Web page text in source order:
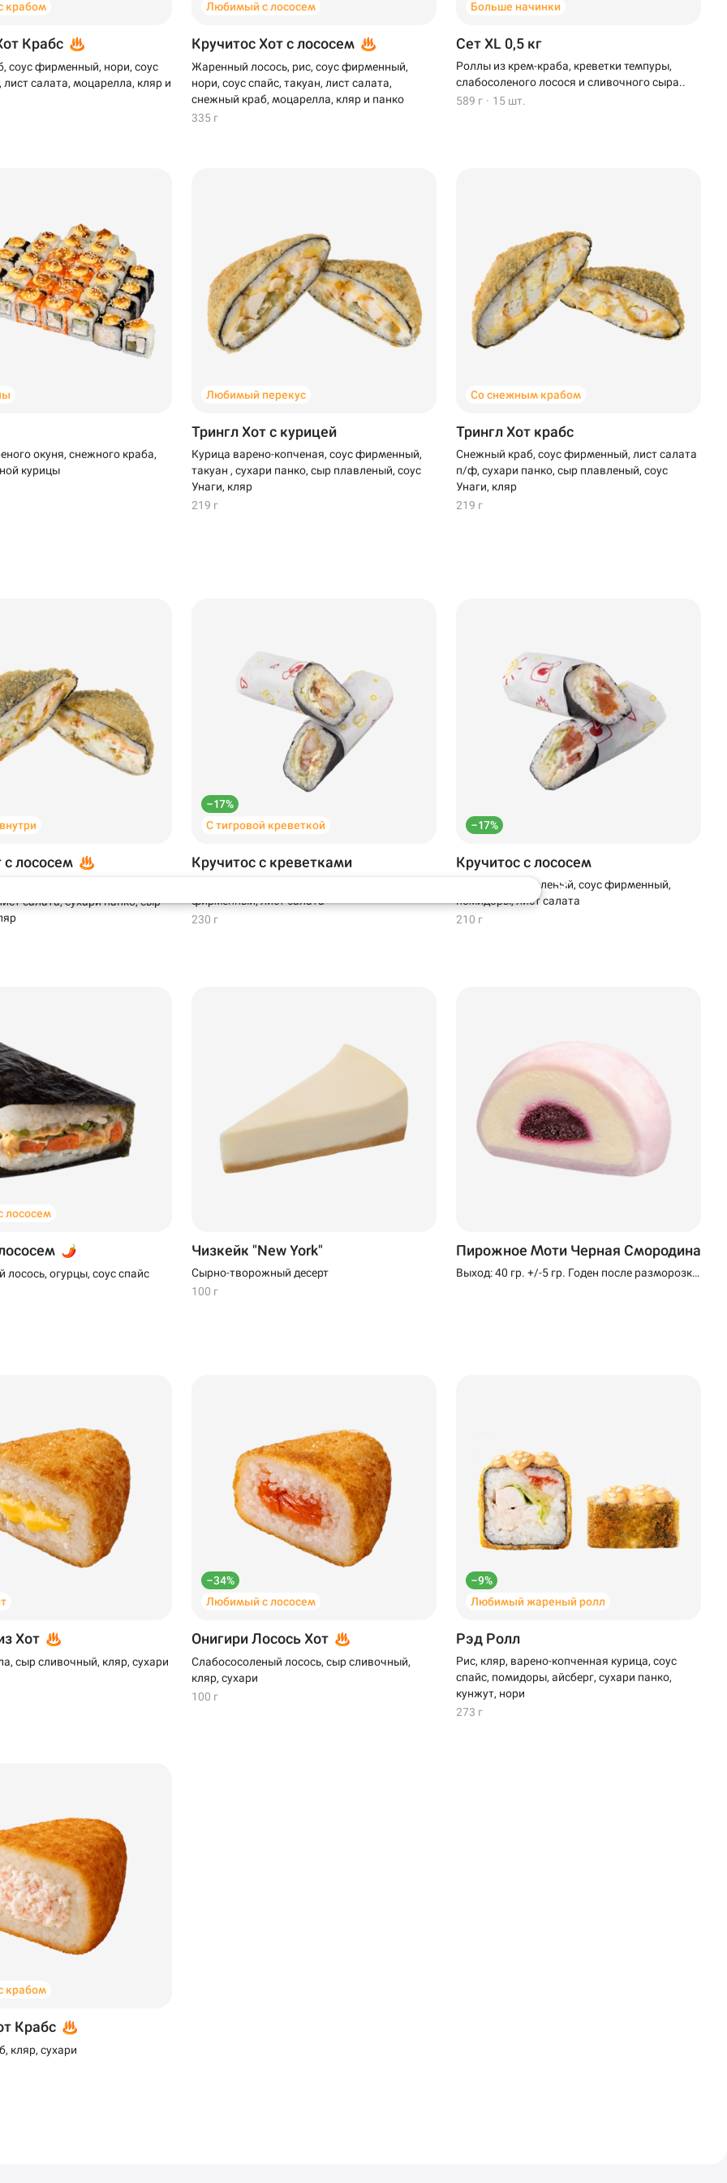
крабом
Крабс
соус фирменный, нори, соус
лист салата, моцарелла, кляр и
Любимый с лососем
Кручитос Хот с лососем
Жаренный лосось, рис, соус фирменный,
нори, соус спайс, такуан, лист салата,
снежный краб, моцарелла, кляр и панко
335 г
Больше начинки
Сет XL 0,5 кг
Роллы из крем-краба, креветки темпуры,
слабосоленого лосося и сливочного сыра..
589 г · 15 шт.
окуня, снежного краба,
курицы
Любимый перекус
Трингл Хот с курицей
Курица варено-копченая, соус фирменный,
такуан , сухари панко, сыр плавленый, соус
Унаги, кляр
219 г
Со снежным крабом
Трингл Хот крабс
Снежный краб, соус фирменный, лист салата
п/ф, сухари панко, сыр плавленый, соус
Унаги, кляр
219 г
с лососем
салата, сухари панко, сыр
–17%
С тигровой креветкой
Кручитос с креветками
фирменный, лист салата
230 г
–17%
Кручитос с лососем
Лосось слабосоленый, соус фирменный,
помидоры, лист салата
210 г
лососем
лосось, огурцы, соус спайс
Чизкейк "New York"
Сырно-творожный десерт
100 г
Пирожное Моти Черная Смородина
Выход: 40 гр. +/-5 гр. Годен после разморозки
Хот
сыр сливочный, кляр, сухари
–34%
Любимый с лососем
Онигири Лосось Хот
Слабососоленый лосось, сыр сливочный,
кляр, сухари
100 г
–9%
Любимый жареный ролл
Рэд Ролл
Рис, кляр, варено-копченная курица, соус
спайс, помидоры, айсберг, сухари панко,
кунжут, нори
273 г
крабом
Крабс
кляр, сухари
Самовывоз
Уренгой